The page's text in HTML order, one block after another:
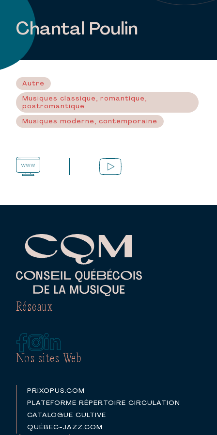
Chantal Poulin
Autre
Musiques classique, romantique,
postromantique
Musiques moderne, contemporaine
Nos sites Web
PRIXOPUS.COM
PLATEFORME RÉPERTOIRE CIRCULATION
CATALOGUE CULTIVE
QUÉBEC-JAZZ.COM
Réseaux